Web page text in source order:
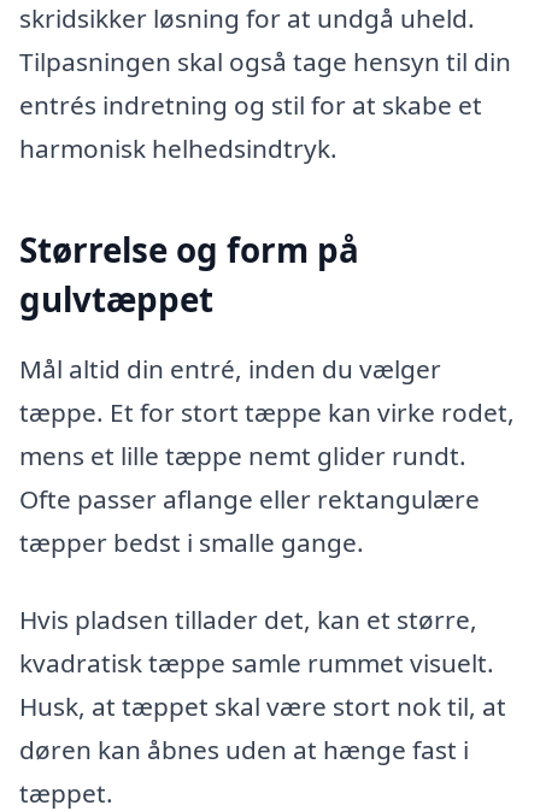
skridsikker løsning for at undgå uheld.
Tilpasningen skal også tage hensyn til din
entrés indretning og stil for at skabe et
harmonisk helhedsindtryk.
Størrelse og form på
gulvtæppet
Mål altid din entré, inden du vælger
tæppe. Et for stort tæppe kan virke rodet,
mens et lille tæppe nemt glider rundt.
Ofte passer aflange eller rektangulære
tæpper bedst i smalle gange.
Hvis pladsen tillader det, kan et større,
kvadratisk tæppe samle rummet visuelt.
Husk, at tæppet skal være stort nok til, at
døren kan åbnes uden at hænge fast i
tæppet.